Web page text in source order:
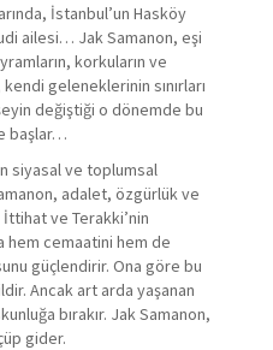
İstanbul’un Hasköy
ailesi… Jak Samanon, eşi
korkuların ve
geleneklerinin sınırları
değiştiği o dönemde bu
başlar…
siyasal ve toplumsal
adalet, özgürlük ve
ve Terakki’nin
hem cemaatini hem de
güçlendirir. Ona göre bu
Ancak art arda yaşanan
bırakır. Jak Samanon,
gider.